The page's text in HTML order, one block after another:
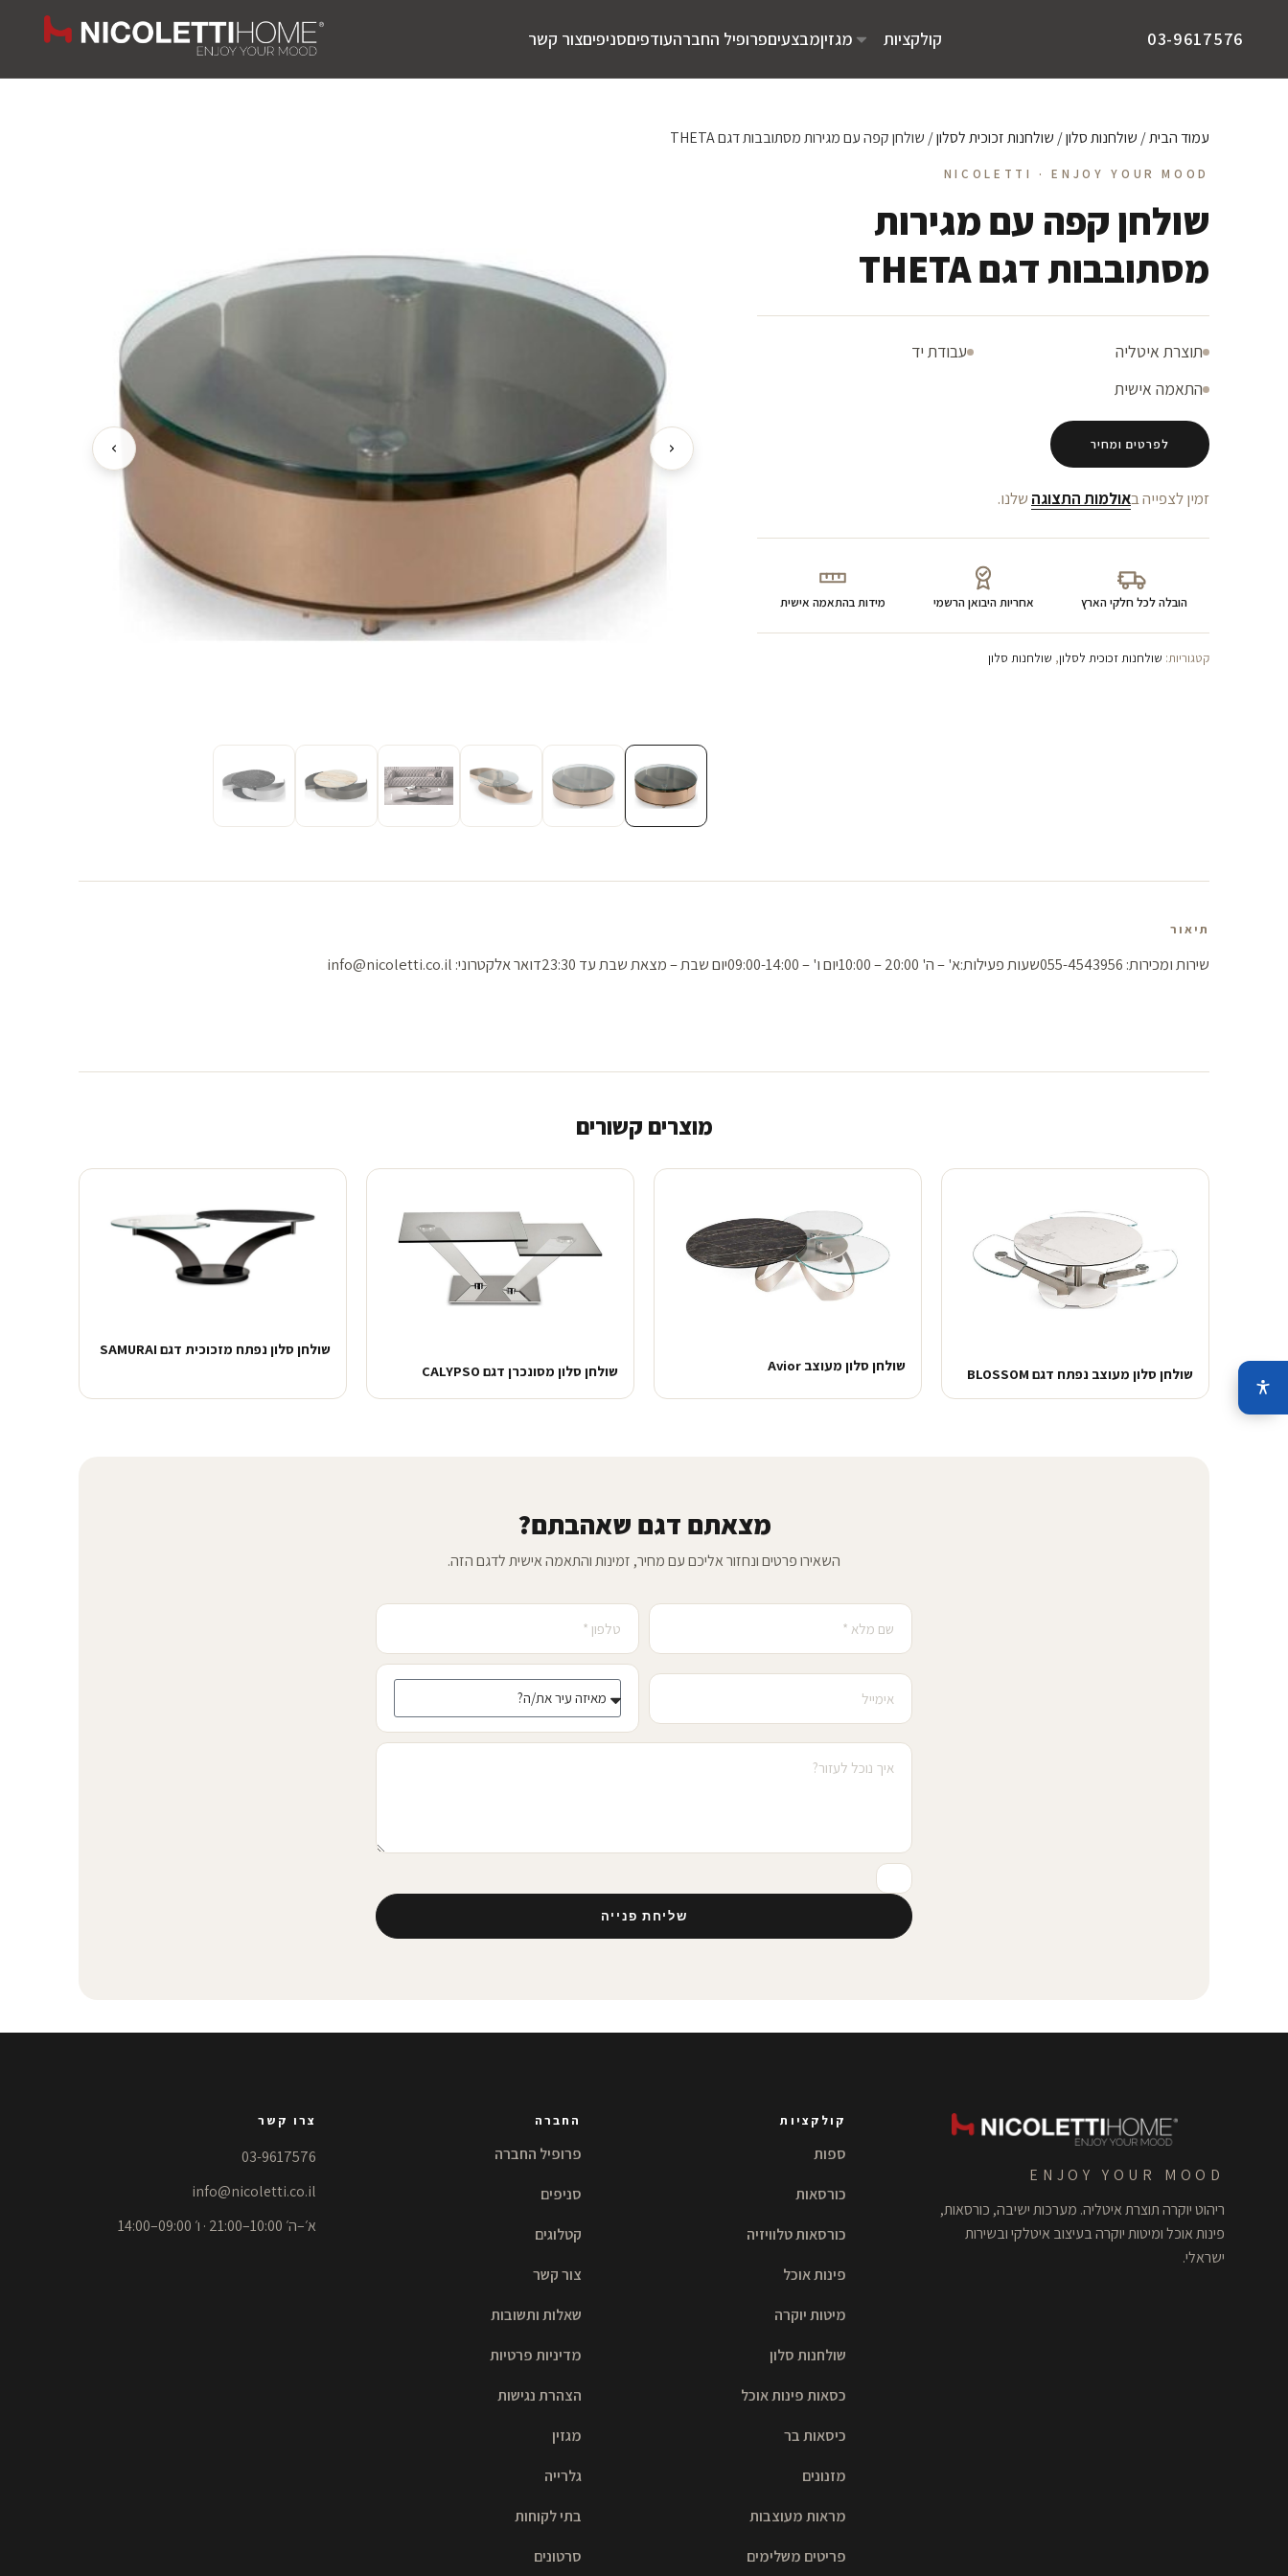
קולקציות מגזיןמבצעיםפרופיל החברהעודפיםסניפיםצור קשר 03-9617576
עמוד הבית/ שולחנות סלון/ שולחנות זכוכית לסלון/ שולחן קפה עם מגירות מסתובבות דגם THETA
NICOLETTI · ENJOY YOUR MOOD
שולחן קפה עם מגירות
מסתובבות דגם THETA
תוצרת איטליה
עבודת יד
התאמה אישית
לפרטים ומחיר
זמין לצפייה באולמות התצוגה שלנו.
הובלה לכל חלקי הארץ אחריות היבואן הרשמי מידות בהתאמה אישית
קטגוריות: שולחנות זכוכית לסלון, שולחנות סלון
תיאור
שירות ומכירות: 055-4543956שעות פעילות:א' – ה' 20:00 – 10:00יום ו' – 09:00-14:00יום שבת – מצאת שבת עד 23:30דואר אלקטרוני: info@nicoletti.co.il
מוצרים קשורים
שולחן סלון מעוצב נפתח דגם BLOSSOM שולחן סלון מעוצב Avior שולחן סלון מסונכרן דגם CALYPSO
שולחן סלון נפתח מזכוכית דגם SAMURAI
מצאתם דגם שאהבתם?
השאירו פרטים ונחזור אליכם עם מחיר, זמינות והתאמה אישית לדגם הזה.
שליחת פנייה
ENJOY YOUR MOOD
ריהוט יוקרה תוצרת איטליה. מערכות ישיבה, כורסאות,
פינות אוכל ומיטות יוקרה בעיצוב איטלקי ובשירות
ישראלי.
קולקציות
ספות
כורסאות
כורסאות טלוויזיה
פינות אוכל
מיטות יוקרה
שולחנות סלון
כסאות פינות אוכל
כיסאות בר
מזנונים
מראות מעוצבות
פריטים משלימים
החברה
פרופיל החברה
סניפים
קטלוגים
צור קשר
שאלות ותשובות
מדיניות פרטיות
הצהרת נגישות
מגזין
גלרייה
בתי לקוחות
סרטונים
צרו קשר
03-9617576
info@nicoletti.co.il
א׳–ה׳ 10:00–21:00 · ו׳ 09:00–14:00